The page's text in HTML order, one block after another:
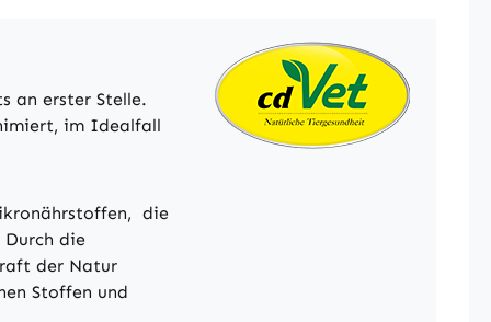
an erster Stelle.
im Idealfall
die
die
der Natur
Stoffen und